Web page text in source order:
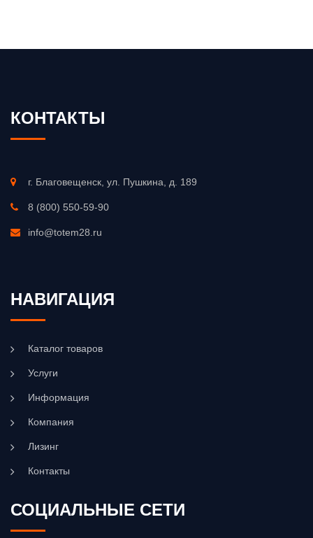
КОНТАКТЫ
г. Благовещенск, ул. Пушкина, д. 189
8 (800) 550-59-90
info@totem28.ru
НАВИГАЦИЯ
Каталог товаров
Услуги
Информация
Компания
Лизинг
Контакты
СОЦИАЛЬНЫЕ СЕТИ